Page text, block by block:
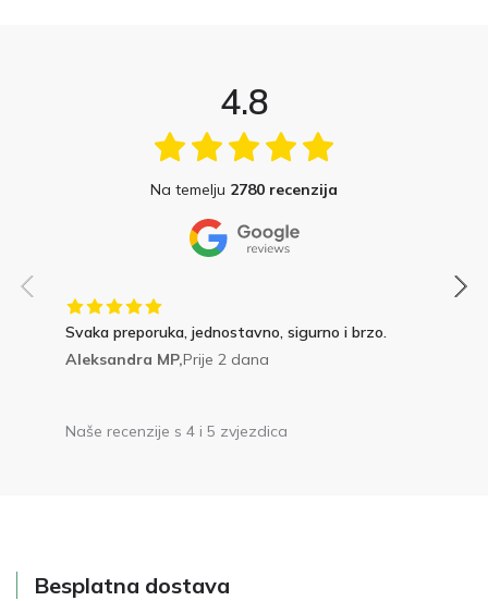
4.8
Na temelju 2780 recenzija
Svaka preporuka, jednostavno, sigurno i brzo.
Aleksandra MP,Prije 2 dana
Naše recenzije s 4 i 5 zvjezdica
Besplatna dostava